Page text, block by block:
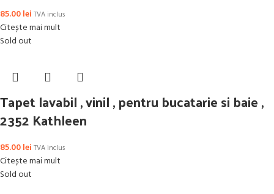
85.00lei TVA inclus
Citește mai mult
Sold out
Tapet lavabil , vinil , pentru bucatarie si baie ,
2352 Kathleen
85.00lei TVA inclus
Citește mai mult
Sold out